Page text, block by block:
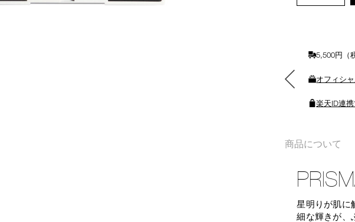
ー
5,500円（
オフィシ
楽天ID連
商品について
星明りが肌に
細な輝きが、